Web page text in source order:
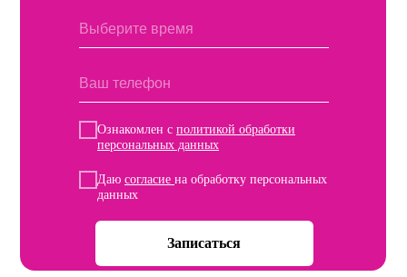
Ознакомлен с политикой обработки
персональных данных
Даю согласие на обработку персональных
данных
Записаться